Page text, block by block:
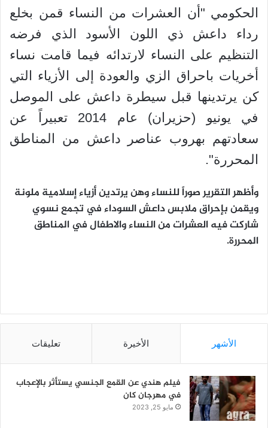
الحكومي "أن العشرات من النساء قمن بخلع
رداء داعش ذي اللون الأسود الذي فرضه
التنظيم على النساء لارتدائه فيما قامت نساء
أخريات باحراق الزي والعودة إلى الأزياء التي
كن يرتدينها قبل سيطرة داعش على الموصل
في يونيو (حزيران) عام 2014 تعبيراً عن
سعادتهم بهروب عناصر داعش من المناطق
المحررة".
وأظهر التقرير صوراً للنساء وهن يرتدين أزياء إسلامية ملونة
ويقمن بإحراق ملابس داعش السوداء في تجمع نسوي
شاركت فيه العشرات من النساء والاطفال في المناطق
المحررة.
الأشهر الأخيرة تعليقات
فيلم هندي عن القمع الجنسي يستأثر بالإعجاب
في مهرجان كان
مايو 25, 2023